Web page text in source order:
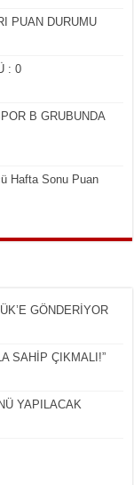
PUAN DURUMU
: 0
B GRUBUNDA
Hafta Sonu Puan
GÖNDERİYOR
SAHİP ÇIKMALI!”
YAPILACAK